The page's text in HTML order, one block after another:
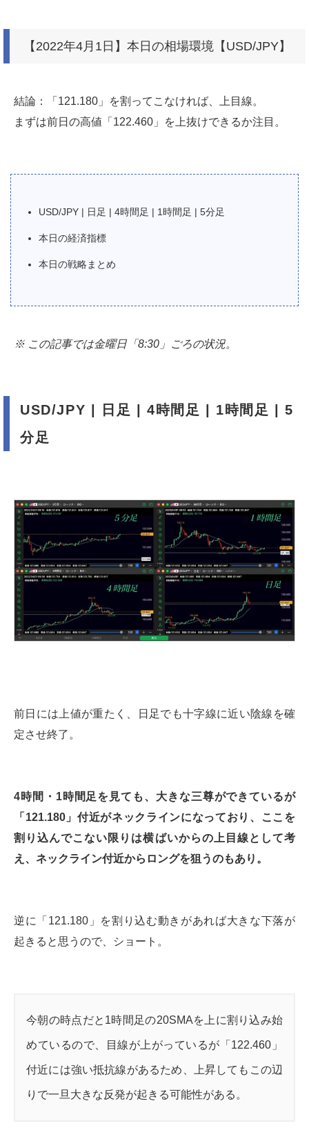
【2022年4月1日】本日の相場環境【USD/JPY】
結論：「121.180」を割ってこなければ、上目線。
まずは前日の高値「122.460」を上抜けできるか注目。
USD/JPY | 日足 | 4時間足 | 1時間足 | 5分足
本日の経済指標
本日の戦略まとめ
※ この記事では金曜日「8:30」ごろの状況。
USD/JPY | 日足 | 4時間足 | 1時間足 | 5
分足
前日には上値が重たく、日足でも十字線に近い陰線を確
定させ終了。
4時間・1時間足を見ても、大きな三尊ができているが
「121.180」付近がネックラインになっており、ここを
割り込んでこない限りは横ばいからの上目線として考
え、ネックライン付近からロングを狙うのもあり。
逆に「121.180」を割り込む動きがあれば大きな下落が
起きると思うので、ショート。
今朝の時点だと1時間足の20SMAを上に割り込み始
めているので、目線が上がっているが「122.460」
付近には強い抵抗線があるため、上昇してもこの辺
りで一旦大きな反発が起きる可能性がある。